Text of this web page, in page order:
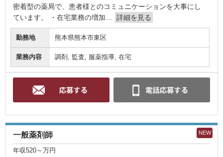
密着型の薬局で、患者様とのコミュニケーションを大事にし
ています。 ・在宅業務の増加…
詳細を見る
勤務地 熊本県熊本市東区
業務内容 調剤, 監査, 服薬指導, 在宅
NEW
一般薬剤師
年収520～万円